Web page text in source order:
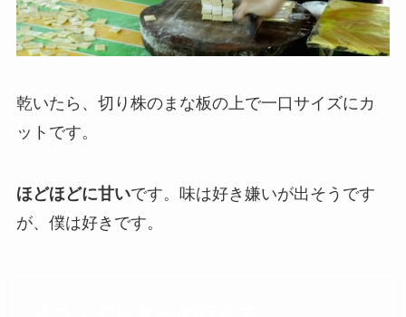
乾いたら、切り株のまな板の上で一口サイズにカ
ットです。
ほどほどに甘いです。味は好き嫌いが出そうです
が、僕は好きです。